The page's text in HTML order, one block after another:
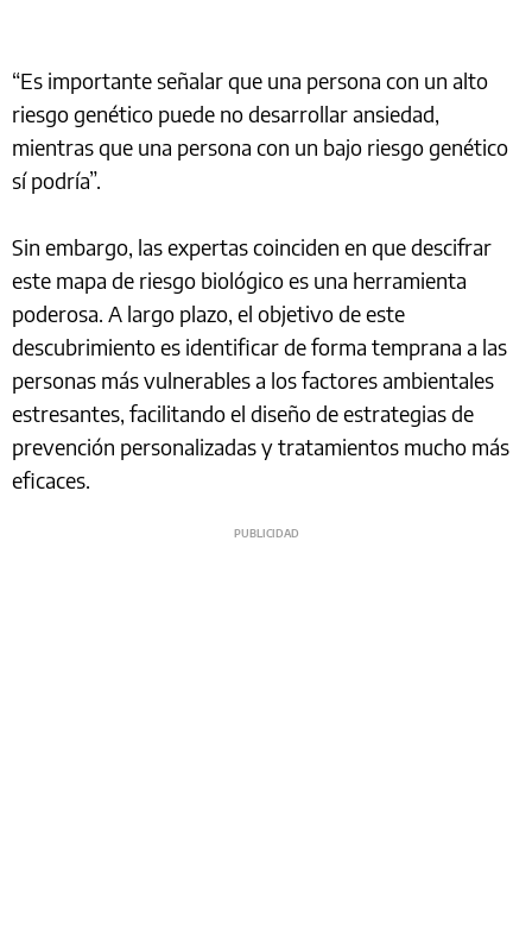
“Es importante señalar que una persona con un alto
riesgo genético puede no desarrollar ansiedad,
mientras que una persona con un bajo riesgo genético
sí podría”.
Sin embargo, las expertas coinciden en que descifrar
este mapa de riesgo biológico es una herramienta
poderosa. A largo plazo, el objetivo de este
descubrimiento es identificar de forma temprana a las
personas más vulnerables a los factores ambientales
estresantes, facilitando el diseño de estrategias de
prevención personalizadas y tratamientos mucho más
eficaces.